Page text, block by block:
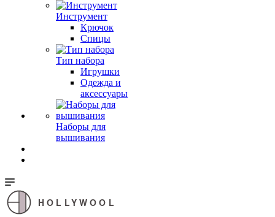
Инструмент
Крючок
Спицы
Тип набора
Игрушки
Одежда и
аксессуары
Наборы для
вышивания
HOLLYWOOL